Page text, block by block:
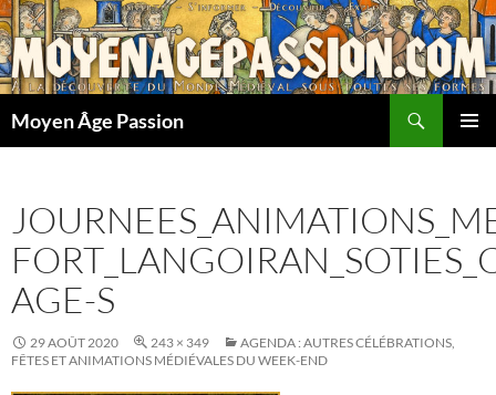
Aller
au
contenu
Moyen Âge Passion
AGE-S
29 AOÛT 2020 243 × 349
AGENDA : AUTRES CÉLÉBRATIONS,
FÊTES ET ANIMATIONS MÉDIÉVALES DU WEEK-END